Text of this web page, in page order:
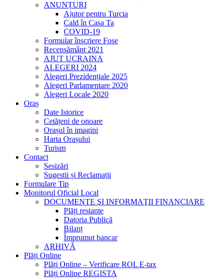
ANUNȚURI
Ajutor pentru Turcia
Cald în Casa Ta
COVID-19
Formular înscriere Fose
Recensământ 2021
AJUT UCRAINA
ALEGERI 2024
Alegeri Prezidențiale 2025
Alegeri Parlamentare 2020
Alegeri Locale 2020
Oraș
Date Istorice
Cetățeni de onoare
Orașul în imagini
Harta Orașului
Turism
Contact
Sesizări
Sugestii și Reclamații
Formulare Tip
Monitorul Oficial Local
DOCUMENTE ŞI INFORMAŢII FINANCIARE
Plăți restante
Datoria Publică
Bilanț
Împrumut bancar
ARHIVĂ
Plăți Online
Plăți Online – Verificare ROL E-tax
Plăți Online REGISTA